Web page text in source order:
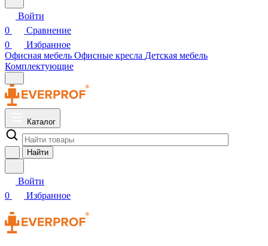
Войти
0
Сравнение
0
Избранное
Офисная мебель Офисные кресла Детская мебель
Комплектующие
Каталог
Найти
Войти
0
Избранное